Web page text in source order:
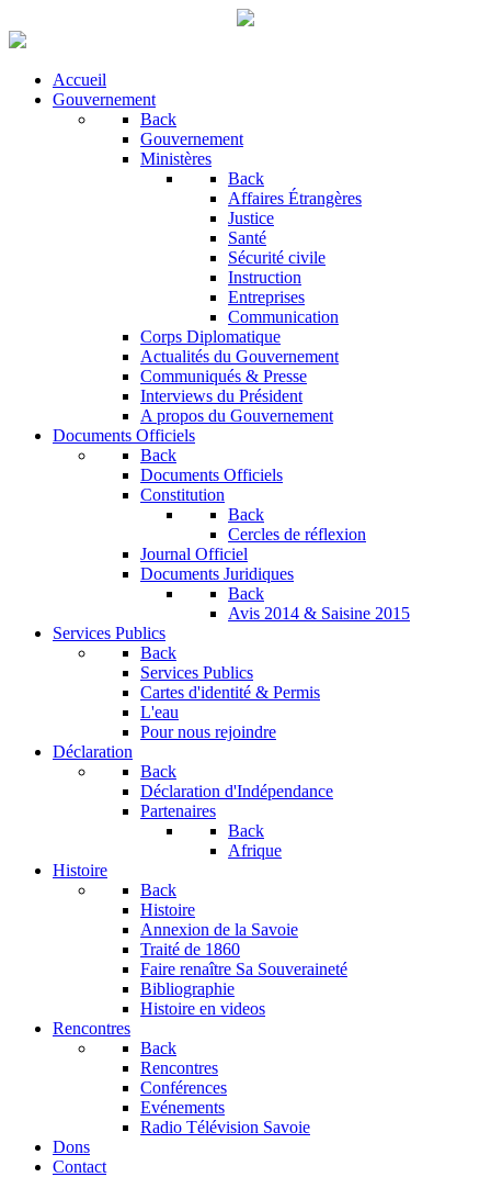
Accueil
Gouvernement
Back
Gouvernement
Ministères
Back
Affaires Étrangères
Justice
Santé
Sécurité civile
Instruction
Entreprises
Communication
Corps Diplomatique
Actualités du Gouvernement
Communiqués & Presse
Interviews du Président
A propos du Gouvernement
Documents Officiels
Back
Documents Officiels
Constitution
Back
Cercles de réflexion
Journal Officiel
Documents Juridiques
Back
Avis 2014 & Saisine 2015
Services Publics
Back
Services Publics
Cartes d'identité & Permis
L'eau
Pour nous rejoindre
Déclaration
Back
Déclaration d'Indépendance
Partenaires
Back
Afrique
Histoire
Back
Histoire
Annexion de la Savoie
Traité de 1860
Faire renaître Sa Souveraineté
Bibliographie
Histoire en videos
Rencontres
Back
Rencontres
Conférences
Evénements
Radio Télévision Savoie
Dons
Contact